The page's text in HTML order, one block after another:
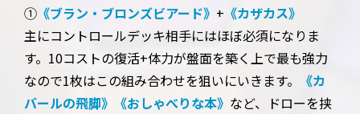
① 《ブラン・ブロンズビアード》 + 《カザカス》
主にコントロールデッキ相手にはほぼ必須になりま
す。10コストの復活+体力が盤面を築く上で最も強力
なので1枚はこの組み合わせを狙いにいきます。
《カ
バールの飛脚》
《おしゃべりな本》 など、ドローを挟